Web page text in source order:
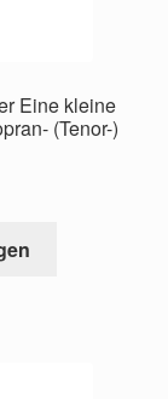
Eine kleine
(Tenor-)